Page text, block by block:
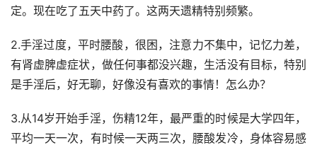
定。现在吃了五天中药了。这两天遗精特别频繁。
2.手淫过度，平时腰酸，很困，注意力不集中，记忆力差，
有肾虚脾虚症状，做任何事都没兴趣，生活没有目标，特别
是手淫后，好无聊，好像没有喜欢的事情！怎么办？
3.从14岁开始手淫，伤精12年，最严重的时候是大学四年，
平均一天一次，有时候一天两三次，腰酸发冷，身体容易感